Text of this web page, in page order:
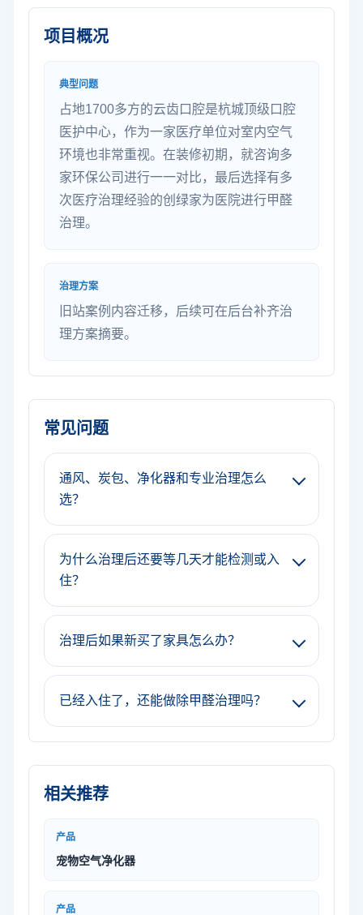
项目概况
典型问题
占地1700多方的云齿口腔是杭城顶级口腔
医护中心，作为一家医疗单位对室内空气
环境也非常重视。在装修初期，就咨询多
家环保公司进行一一对比，最后选择有多
次医疗治理经验的创绿家为医院进行甲醛
治理。
治理方案
旧站案例内容迁移，后续可在后台补齐治
理方案摘要。
常见问题
通风、炭包、净化器和专业治理怎么
选？
为什么治理后还要等几天才能检测或入
住？
治理后如果新买了家具怎么办？
已经入住了，还能做除甲醛治理吗？
相关推荐
产品
宠物空气净化器
产品